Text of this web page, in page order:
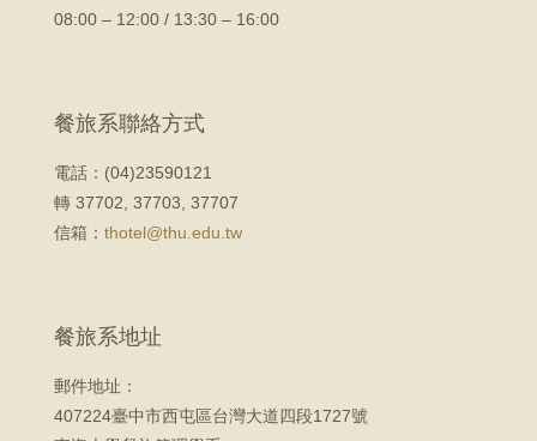
08:00 – 12:00 / 13:30 – 16:00
餐旅系聯絡方式
電話：(04)23590121
轉 37702, 37703, 37707
信箱： thotel@thu.edu.tw
餐旅系地址
郵件地址：
407224臺中市西屯區台灣大道四段1727號